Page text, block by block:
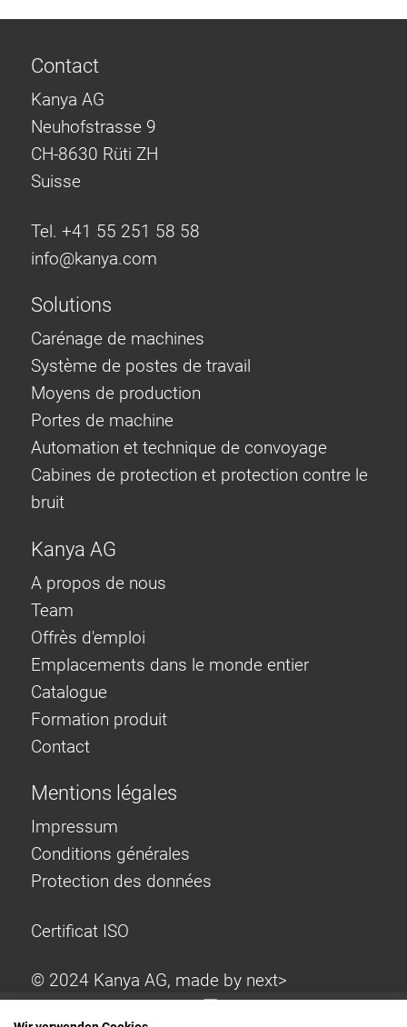
Contact
Kanya AG
Neuhofstrasse 9
CH-8630 Rüti ZH
Suisse
Tel. +41 55 251 58 58
info@kanya.com
Solutions
Carénage de machines
Système de postes de travail
Moyens de production
Portes de machine
Automation et technique de convoyage
Cabines de protection et protection contre le
bruit
Kanya AG
A propos de nous
Team
Offrès d'emploi
Emplacements dans le monde entier
Catalogue
Formation produit
Contact
Mentions légales
Impressum
Conditions générales
Protection des données
Certificat ISO
© 2024 Kanya AG, made by next>